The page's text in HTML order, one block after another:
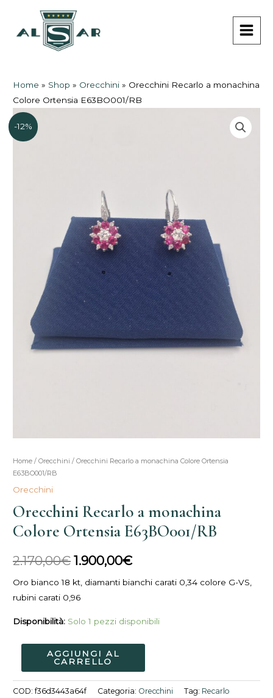
contenuto
Home » Shop » Orecchini » Orecchini Recarlo a monachina
Colore Ortensia E63BO001/RB
-12%
Home /Orecchini / Orecchini Recarlo a monachina Colore Ortensia
E63BO001/RB
Orecchini
Orecchini Recarlo a monachina
Colore Ortensia E63BO001/RB
2.170,00€
Il
originale
era:
2.170,00€.
1.900,00€
Il
attuale
è:
1.900,00€.
Oro bianco 18 kt, diamanti bianchi carati 0,34 colore G-VS,
rubini carati 0,96
Disponibilità: Solo 1 pezzi disponibili
Orecchini
Recarlo
a
monachina
Colore
Ortensia
quantità
AGGIUNGI AL
CARRELLO
COD:f36d3443a64f Categoria: Orecchini Tag: Recarlo